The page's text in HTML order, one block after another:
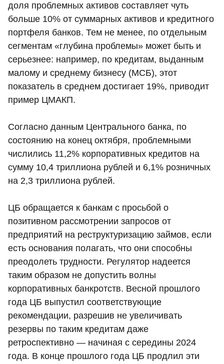
доля проблемных активов составляет чуть
больше 10% от суммарных активов и кредитного
портфеля банков. Тем не менее, по отдельным
сегментам «глубина проблемы» может быть и
серьезнее: например, по кредитам, выданным
малому и среднему бизнесу (МСБ), этот
показатель в среднем достигает 19%, приводит
пример ЦМАКП.
Согласно данным Центрального банка, по
состоянию на конец октября, проблемными
числились 11,2% корпоративных кредитов на
сумму 10,4 триллиона рублей и 6,1% розничных
на 2,3 триллиона рублей.
ЦБ обращается к банкам с просьбой о
позитивном рассмотрении запросов от
предприятий на реструктуризацию займов, если
есть основания полагать, что они способны
преодолеть трудности. Регулятор надеется
таким образом не допустить волны
корпоративных банкротств. Весной прошлого
года ЦБ выпустил соответствующие
рекомендации, разрешив не увеличивать
резервы по таким кредитам даже
ретроспективно — начиная с середины 2024
года. В конце прошлого года ЦБ продлил эти